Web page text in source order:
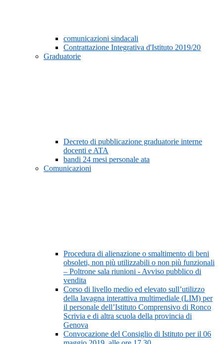
comunicazioni sindacali
Contrattazione Integrativa d'Istituto 2019/20
Graduatorie
Decreto di pubblicazione graduatorie interne
docenti e ATA
bandi 24 mesi personale ata
Comunicazioni
Procedura di alienazione o smaltimento di beni
obsoleti, non più utilizzabili o non più funzionali
– Poltrone sala riunioni - Avviso pubblico di
vendita
Corso di livello medio ed elevato sull’utilizzo
della lavagna interattiva multimediale (LIM) per
il personale dell’Istituto Comprensivo di Ronco
Scrivia e di altra scuola della provincia di
Genova
Convocazione del Consiglio di Istituto per il 06